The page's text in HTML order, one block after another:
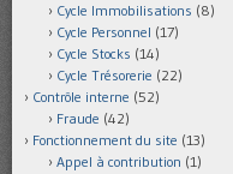
Cycle Immobilisations (8)
Cycle Personnel (17)
Cycle Stocks (14)
Cycle Trésorerie (22)
Contrôle interne (52)
Fraude (42)
Fonctionnement du site (13)
Appel à contribution (1)